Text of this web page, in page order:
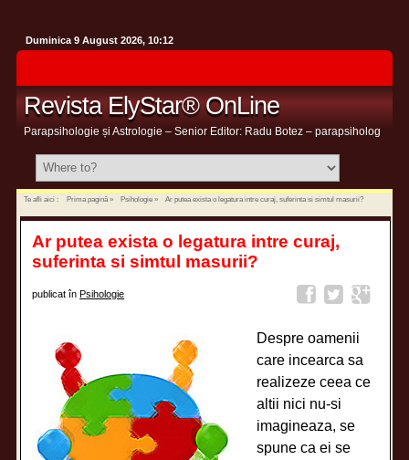
Duminica 9 August 2026, 10:12
Revista ElyStar® OnLine
Parapsihologie și Astrologie – Senior Editor: Radu Botez – parapsiholog
Te afli aici : Prima pagină» Psihologie» Ar putea exista o legatura intre curaj, suferinta si simtul masurii?
Ar putea exista o legatura intre curaj,
suferinta si simtul masurii?
publicat înPsihologie
Despre oamenii
care incearca sa
realizeze ceea ce
altii nici nu-si
imagineaza, se
spune ca ei se